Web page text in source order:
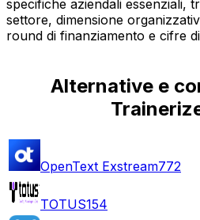
specifiche aziendali essenziali,
settore, dimensione
round di finanziamento e cifre
Alternative e
OpenText Exstream772
TOTUS154